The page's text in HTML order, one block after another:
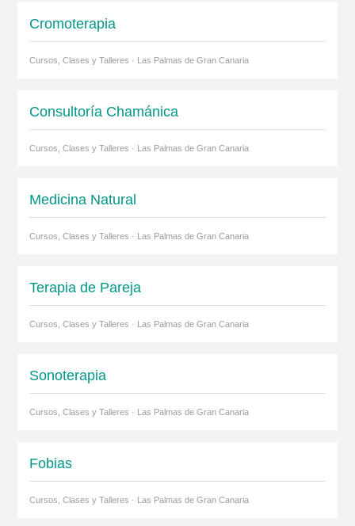
Cromoterapia
Cursos, Clases y Talleres · Las Palmas de Gran Canaria
Consultoría Chamánica
Cursos, Clases y Talleres · Las Palmas de Gran Canaria
Medicina Natural
Cursos, Clases y Talleres · Las Palmas de Gran Canaria
Terapia de Pareja
Cursos, Clases y Talleres · Las Palmas de Gran Canaria
Sonoterapia
Cursos, Clases y Talleres · Las Palmas de Gran Canaria
Fobias
Cursos, Clases y Talleres · Las Palmas de Gran Canaria